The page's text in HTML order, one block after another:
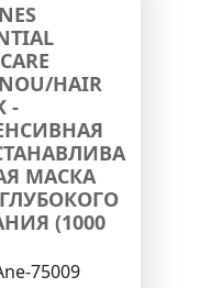
HAIR
-
МАСКА
(1000
75009